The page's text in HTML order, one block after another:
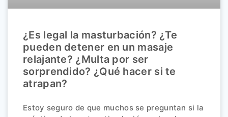
¿Es legal la masturbación? ¿Te
pueden detener en un masaje
relajante? ¿Multa por ser
sorprendido? ¿Qué hacer si te
atrapan?
Estoy seguro de que muchos se preguntan si la